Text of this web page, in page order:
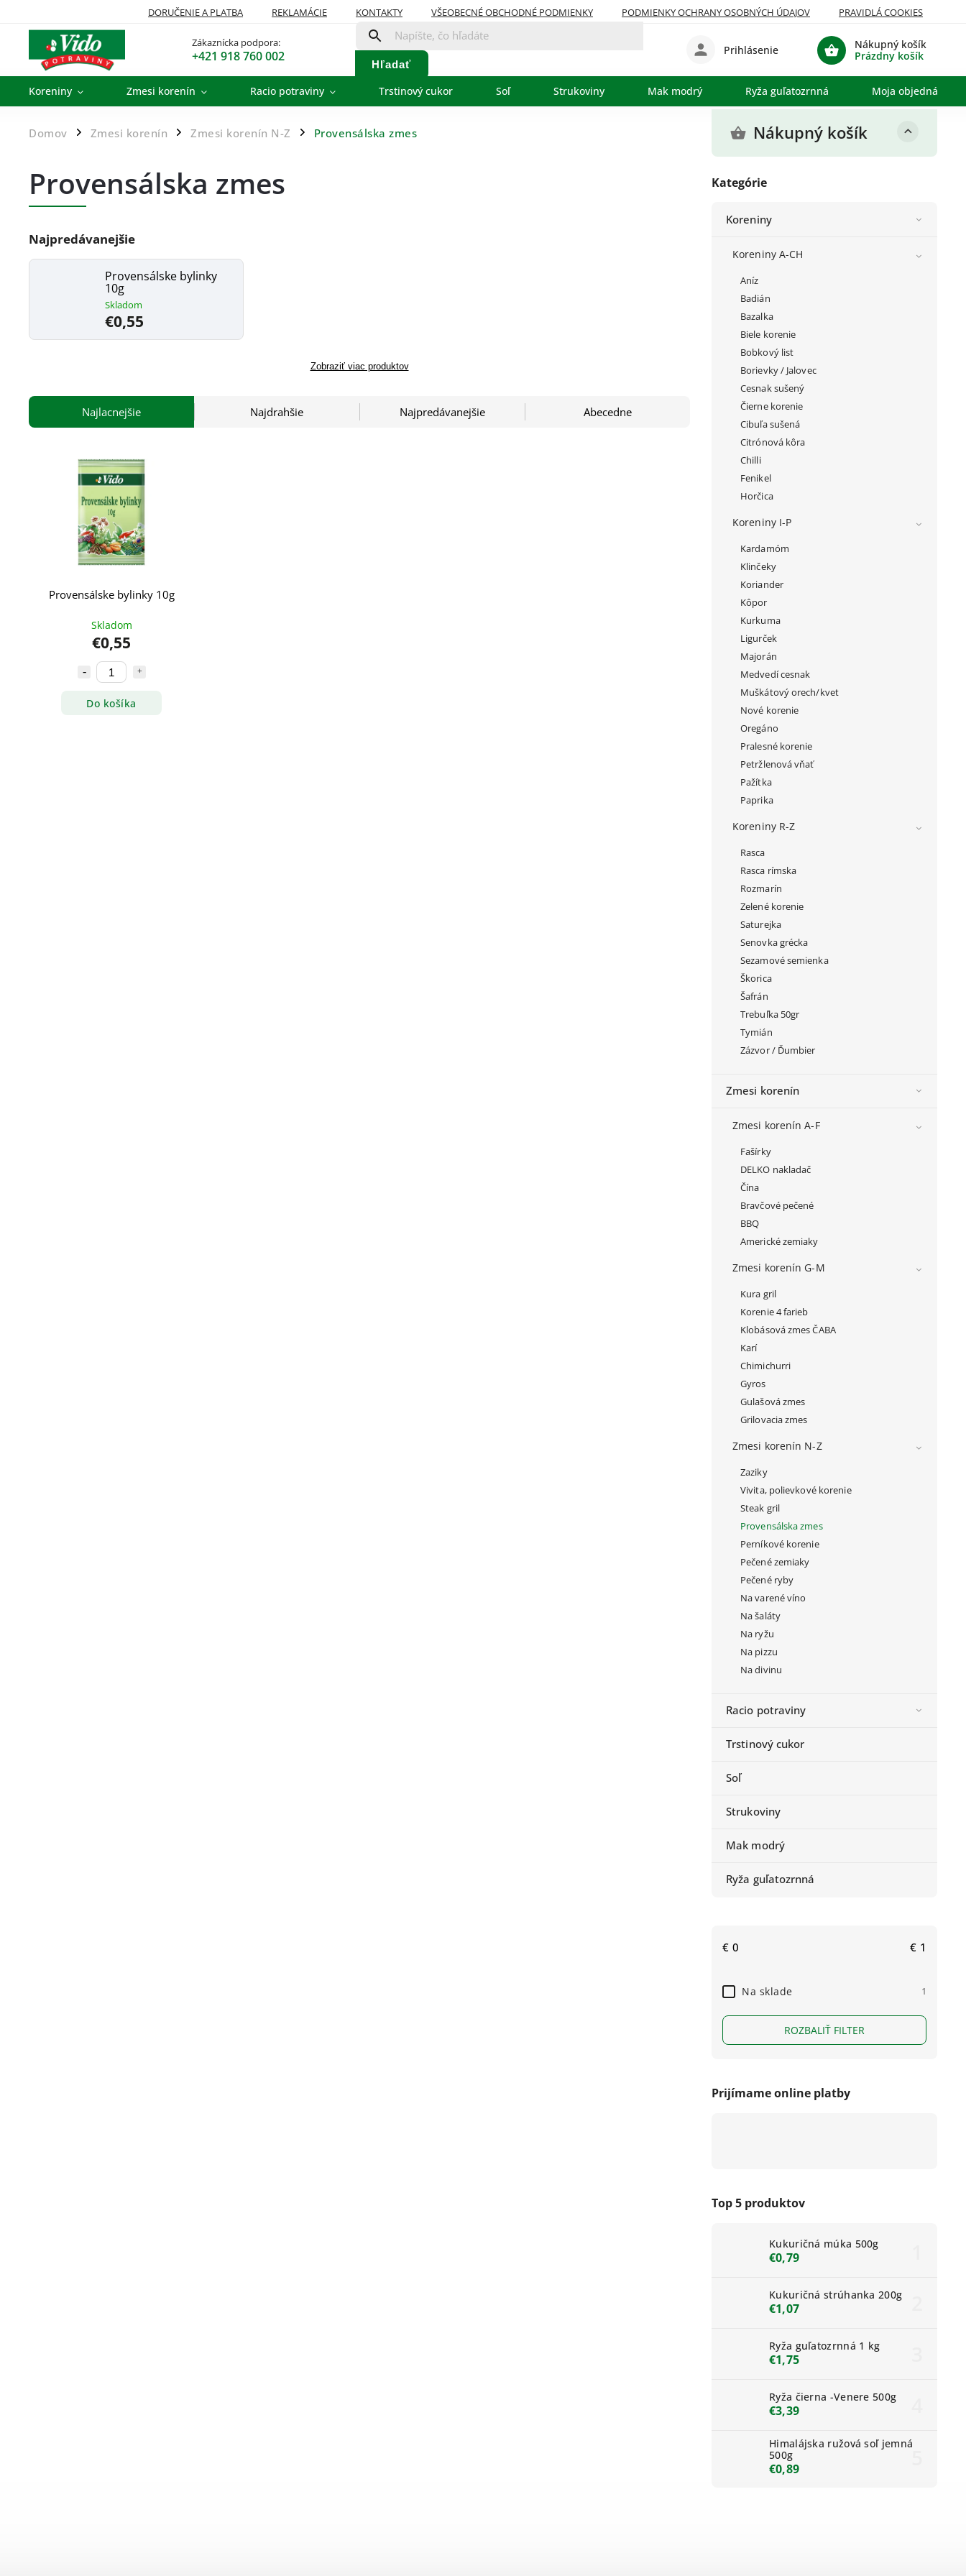
DORUČENIE A PLATBA REKLAMÁCIE KONTAKTY VŠEOBECNÉ OBCHODNÉ PODMIENKY PODMIENKY OCHRANY OSOBNÝCH ÚDAJOV PRAVIDLÁ COOKIES
Zákaznícka podpora:
+421 918 760 002
Hľadať
Nákupný košík
Prázdny košík
Prihlásenie
Koreniny Zmesi korenín Racio potraviny Trstinový cukor Soľ Strukoviny Mak modrý Ryža guľatozrnná Moja objednávka
Domov / Zmesi korenín / Zmesi korenín N-Z / Provensálska zmes Nákupný košík
Kategórie
Koreniny
Koreniny A-CH
Aníz
Badián
Bazalka
Biele korenie
Bobkový list
Borievky / Jalovec
Cesnak sušený
Čierne korenie
Cibuľa sušená
Citrónová kôra
Chilli
Fenikel
Horčica
Koreniny I-P
Kardamóm
Klinčeky
Koriander
Kôpor
Kurkuma
Ligurček
Majorán
Medvedí cesnak
Muškátový orech/kvet
Nové korenie
Oregáno
Pralesné korenie
Petržlenová vňať
Pažítka
Paprika
Koreniny R-Z
Rasca
Rasca rímska
Rozmarín
Zelené korenie
Saturejka
Senovka grécka
Sezamové semienka
Škorica
Šafrán
Trebuľka 50gr
Tymián
Zázvor / Ďumbier
Zmesi korenín
Zmesi korenín A-F
Fašírky
DELKO nakladač
Čína
Bravčové pečené
BBQ
Americké zemiaky
Zmesi korenín G-M
Kura gril
Korenie 4 farieb
Klobásová zmes ČABA
Karí
Chimichurri
Gyros
Gulašová zmes
Grilovacia zmes
Zmesi korenín N-Z
Zaziky
Vivita, polievkové korenie
Steak gril
Provensálska zmes
Perníkové korenie
Pečené zemiaky
Pečené ryby
Na varené víno
Na šaláty
Na ryžu
Na pizzu
Na divinu
Racio potraviny
Trstinový cukor
Soľ
Strukoviny
Mak modrý
Ryža guľatozrnná
€ 0 € 1
Na sklade 1
ROZBALIŤ FILTER
Prijímame online platby
Top 5 produktov
Kukuričná múka 500g
€0,79
Kukuričná strúhanka 200g
€1,07
Ryža guľatozrnná 1 kg
€1,75
Ryža čierna -Venere 500g
€3,39
Himalájska ružová soľ jemná
500g
€0,89
Provensálska zmes
Najpredávanejšie
Provensálske bylinky
10g
Skladom
€0,55
Zobraziť viac produktov
Najlacnejšie Najdrahšie Najpredávanejšie Abecedne
Provensálske bylinky 10g
Skladom
€0,55
Do košíka